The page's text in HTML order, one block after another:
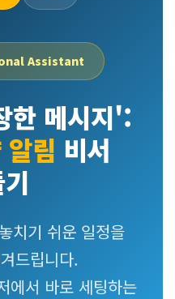
Assistant
한 메시지':
알림 비서
치기 쉬운 일정을
드립니다.
에서 바로 세팅하는